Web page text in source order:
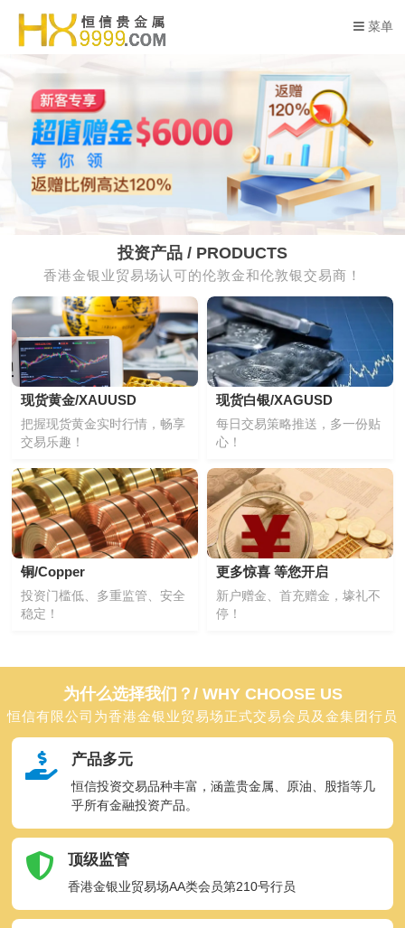
菜单
投资产品 / PRODUCTS
香港金银业贸易场认可的伦敦金和伦敦银交易商！
现货黄金/XAUUSD
把握现货黄金实时行情，畅享
交易乐趣！
现货白银/XAGUSD
每日交易策略推送，多一份贴
心！
铜/Copper
投资门槛低、多重监管、安全
稳定！
更多惊喜 等您开启
新户赠金、首充赠金，壕礼不
停！
为什么选择我们？/ WHY CHOOSE US
恒信有限公司为香港金银业贸易场正式交易会员及金集团行员
产品多元
恒信投资交易品种丰富，涵盖贵金属、原油、股指等几
乎所有金融投资产品。
顶级监管
香港金银业贸易场AA类会员第210号行员